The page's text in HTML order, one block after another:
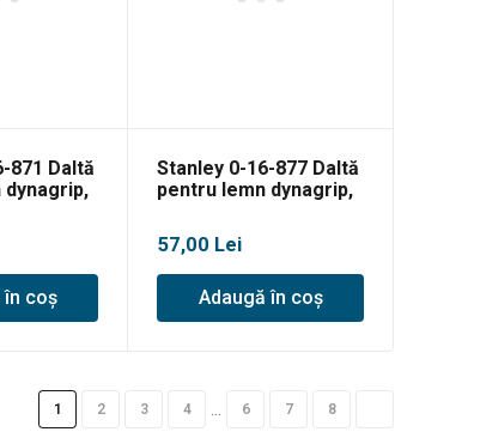
871 Daltă
în coș
Stanley 0-16-877 Daltă
pentru lemn dynagrip,
57,00 Lei
Adaugă în coș
1 2 3 4 … 6 7 8